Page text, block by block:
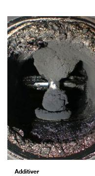
Additiver